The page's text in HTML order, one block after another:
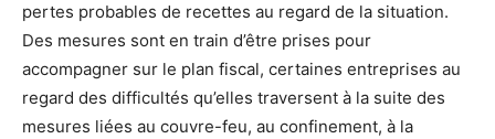
pertes probables de recettes au regard de la situation.
Des mesures sont en train d’être prises pour
accompagner sur le plan fiscal, certaines entreprises au
regard des difficultés qu’elles traversent à la suite des
mesures liées au couvre-feu, au confinement, à la